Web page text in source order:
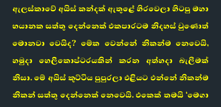
ඇලස්කාවේ අයිස් කන්දක් ඇතුළේ හිරවෙලා හිටපු මහා
භයානක සත්තු දෙන්නෙක් එකපාරටම නිදහස් වුණොත්
මොනවා වෙයිද? මේක වෙන්නේ නිකන්ම නෙවෙයි,
හමුදා හෙලිකොප්ටරයකින් කරන අත්හදා බැලීමක්
නිසා. මේ අයිස් කුට්ටිය පුපුරලා එළියට එන්නේ නිකන්ම
නිකන් සත්තු දෙන්නෙක් නෙවෙයි. එකෙක් තමයි ‘මෙගා